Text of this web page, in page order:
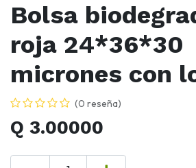
Bolsa
roja 24*36*30
micrones con
(0 reseña)
Q 3.00000